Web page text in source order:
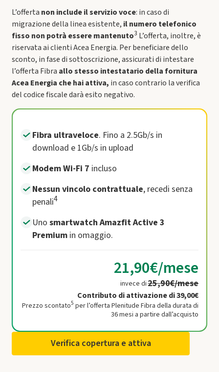
L’offerta non include il servizio voce: in caso di
migrazione della linea esistente, il numero telefonico
fisso non potrà essere mantenuto3 L’offerta, inoltre, è
riservata ai clienti Acea Energia. Per beneficiare dello
sconto, in fase di sottoscrizione, assicurati di intestare
l’offerta Fibra allo stesso intestatario della fornitura
Acea Energia che hai attiva, in caso contrario la verifica
del codice fiscale darà esito negativo.
Fibra ultraveloce. Fino a 2.5Gb/s in
download e 1Gb/s in up​load
Modem Wi-Fi 7 incluso
Nessun vincolo contrattuale, recedi senza
penali4
Uno smartwatch Amazfit Active 3
Premiumin omaggio.
21,90€/mese
invece di25,90€/mese
Contributo di attivazione di 39,00€
Prezzo scontato5 per l’offerta Plenitude Fibra della durata di
36 mesi a partire dall’acquisto
Verifica copertura e attiva